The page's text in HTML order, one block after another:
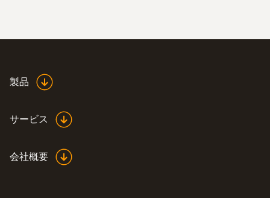
:0600 8765
1000℃
クイックチェンジシステムにより、プロー
¥199,000
製品
サービス
会社概要